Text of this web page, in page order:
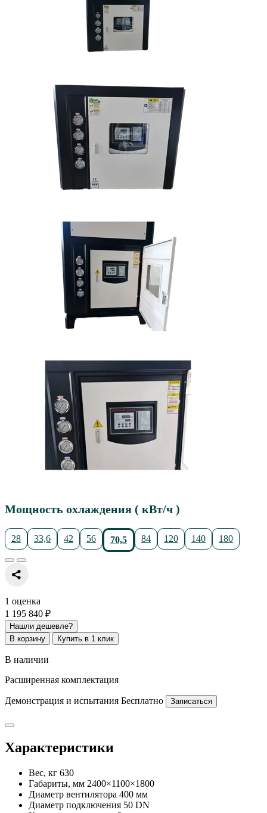
Мощность охлаждения ( кВт/ч )
28 33,6 42 56 70,5 84 120 140 180
1 оценка
1 195 840 ₽
Нашли дешевле?
В корзину
Купить в 1 клик
В наличии
Расширенная комплектация
Демонстрация и испытания Бесплатно Записаться
Характеристики
Вес, кг 630
Габариты, мм 2400×1100×1800
Диаметр вентилятора 400 мм
Диаметр подключения 50 DN